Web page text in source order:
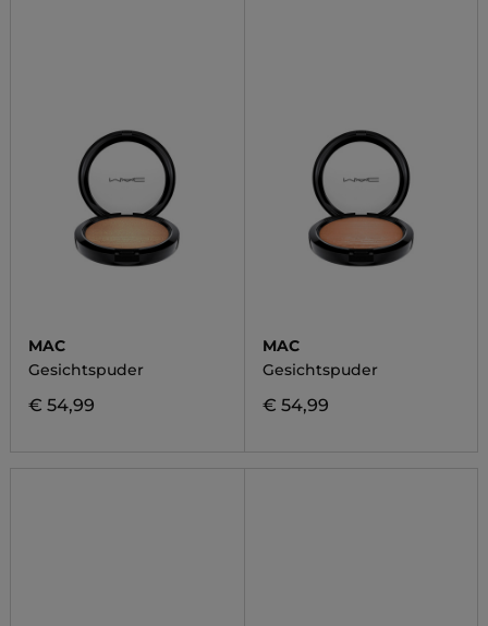
MAC
Gesichtspuder
€ 54,99
MAC
Gesichtspuder
€ 54,99